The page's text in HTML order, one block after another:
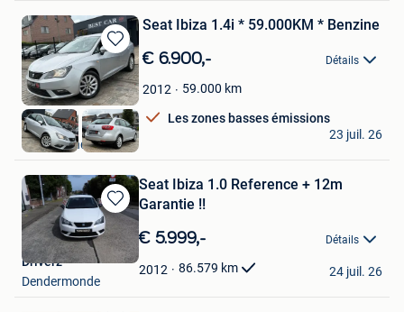
Sauvegarder
dans
Mes
Favoris
Seat Ibiza 1.4i * 59.000KM * Benzine
€ 6.900,- Détails
2012 59.000 km
Les zones basses émissions
Best - Car
Sint-Amandsberg
23 juil. 26
Sauvegarder
dans
Mes
Favoris
Seat Ibiza 1.0 Reference + 12m
Garantie !!
€ 5.999,- Détails
2012 86.579 km
Driverz
Dendermonde
24 juil. 26